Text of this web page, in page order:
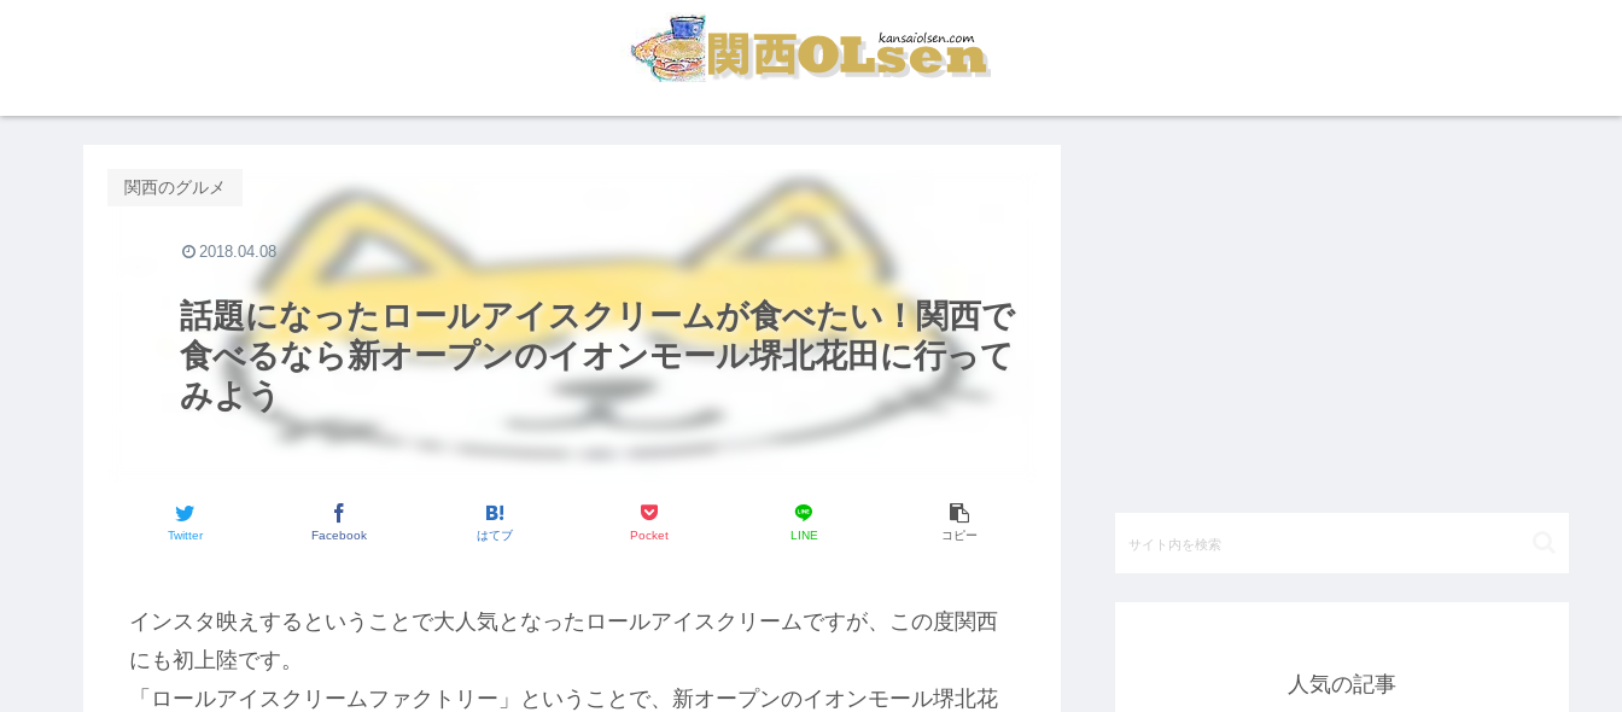
話題になったロールアイスクリームが食べたい！関西で
食べるなら新オープンのイオンモール堺北花田に行って
みよう
関西のグルメ
Twitter Facebook はてブ Pocket LINE コピー
2018.04.08
インスタ映えするということで大人気となったロールアイスクリームですが、この度関西
にも初上陸です。
「ロールアイスクリームファクトリー」ということで、新オープンのイオンモール堺北花
人気の記事